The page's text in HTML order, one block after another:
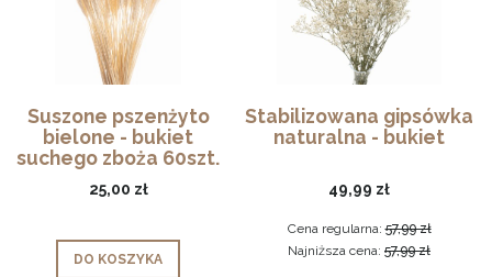
Suszone pszenżyto
bielone - bukiet
suchego zboża 60szt.
25,00 zł
DO KOSZYKA
Stabilizowana gipsówka
naturalna - bukiet
49,99 zł
Cena regularna:57,99 zł
Najniższa cena:57,99 zł